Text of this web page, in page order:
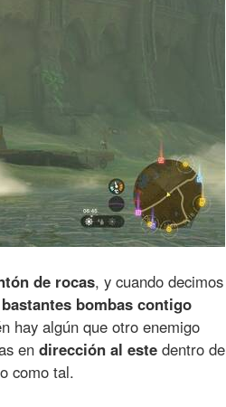
de rocas, y cuando decimos
bastantes bombas contigo
hay algún que otro enemigo
en dirección al este dentro de
como tal.